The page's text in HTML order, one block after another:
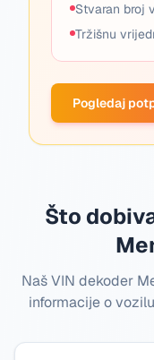
Stvaran broj
Tržišnu
Pogledaj
Što
Naš VIN dekoder
informacije o